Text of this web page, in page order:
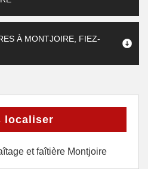
À MONTJOIRE, FIEZ-
localiser
et faîtière Montjoire